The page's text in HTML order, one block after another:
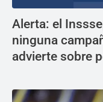
Alerta: el
ninguna
advierte sobre